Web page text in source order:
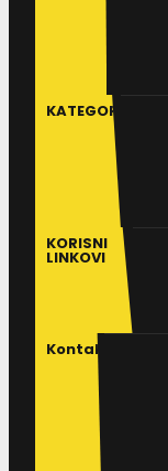
KATEGORIJE
KORISNI
LINKOVI
Kontakt